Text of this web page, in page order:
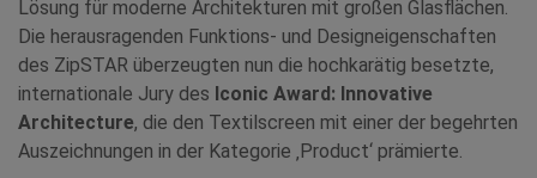
Lösung für moderne Architekturen mit großen Glasflächen.
Die herausragenden Funktions- und Designeigenschaften
des ZipSTAR überzeugten nun die hochkarätig besetzte,
internationale Jury des Iconic Award: Innovative
Architecture, die den Textilscreen mit einer der begehrten
Auszeichnungen in der Kategorie ‚Product‘ prämierte.